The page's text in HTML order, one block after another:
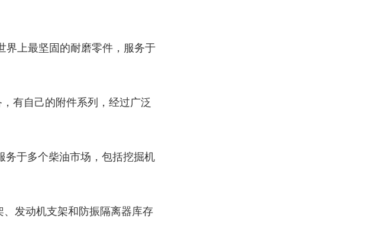
界上最坚固的耐磨零件，服务于
有自己的附件系列，经过广泛
务于多个柴油市场，包括挖掘机
、发动机支架和防振隔离器库存